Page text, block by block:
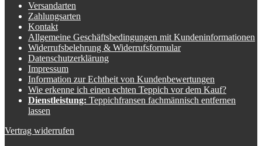
Versandarten
Zahlungsarten
Kontakt
Allgemeine Geschäftsbedingungen mit Kundeninformationen
Widerrufsbelehrung & Widerrufsformular
Datenschutzerklärung
Impressum
Information zur Echtheit von Kundenbewertungen
Wie erkenne ich einen echten Teppich vor dem Kauf?
Dienstleistung: Teppichfransen fachmännisch entfernen
lassen
Vertrag widerrufen